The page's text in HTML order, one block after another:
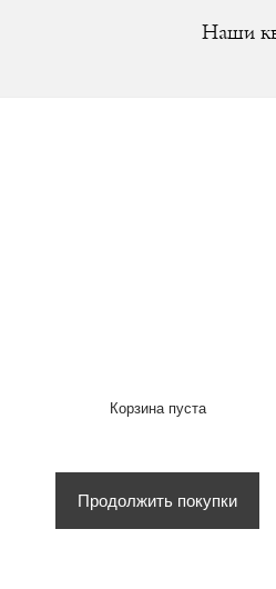
Наши
Корзина пуста
Продолжить покупки